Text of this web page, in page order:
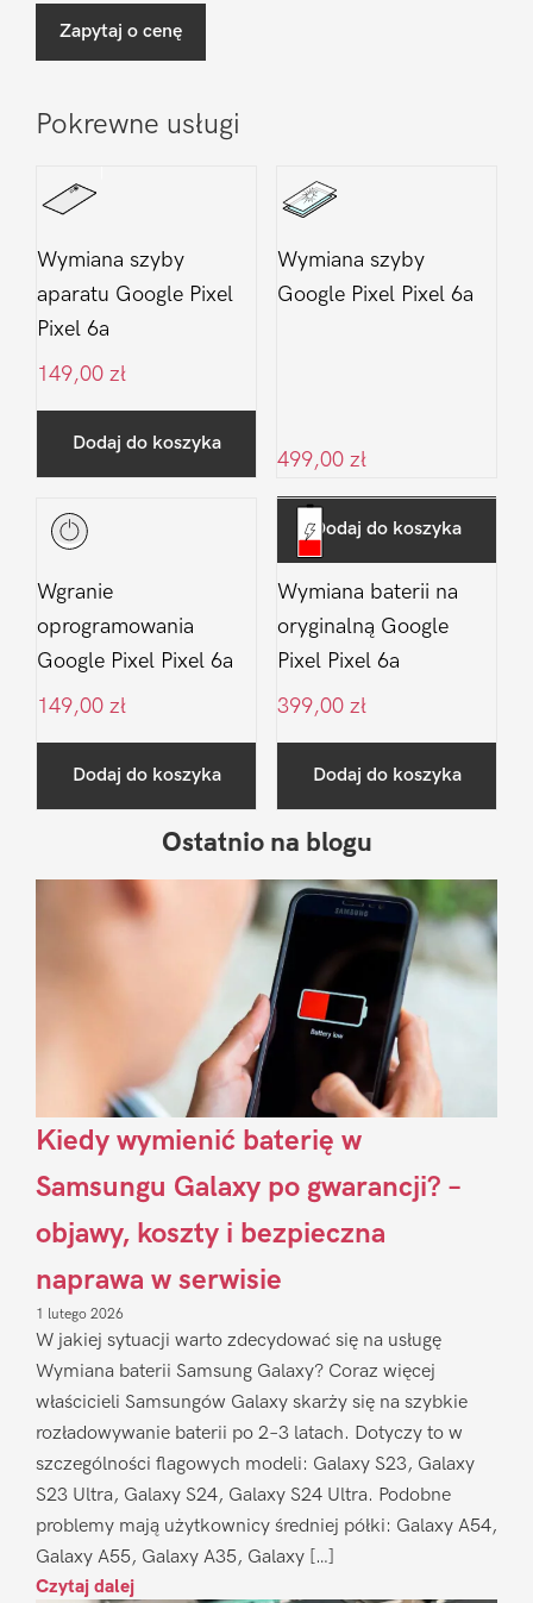
Zapytaj o cenę
Pokrewne usługi
Wymiana szyby
aparatu Google Pixel
Pixel 6a
149,00 zł
Dodaj do koszyka
Wymiana szyby
Google Pixel Pixel 6a
499,00 zł
Dodaj do koszyka
Wgranie
oprogramowania
Google Pixel Pixel 6a
149,00 zł
Dodaj do koszyka
Wymiana baterii na
oryginalną Google
Pixel Pixel 6a
399,00 zł
Dodaj do koszyka
Sidebar
Ostatnio na blogu
Kiedy wymienić baterię w
Samsungu Galaxy po gwarancji? –
objawy, koszty i bezpieczna
naprawa w serwisie
1 lutego 2026
W jakiej sytuacji warto zdecydować się na usługę
Wymiana baterii Samsung Galaxy? Coraz więcej
właścicieli Samsungów Galaxy skarży się na szybkie
rozładowywanie baterii po 2–3 latach. Dotyczy to w
szczególności flagowych modeli: Galaxy S23, Galaxy
S23 Ultra, Galaxy S24, Galaxy S24 Ultra. Podobne
problemy mają użytkownicy średniej półki: Galaxy A54,
Galaxy A55, Galaxy A35, Galaxy […]
Czytaj dalej